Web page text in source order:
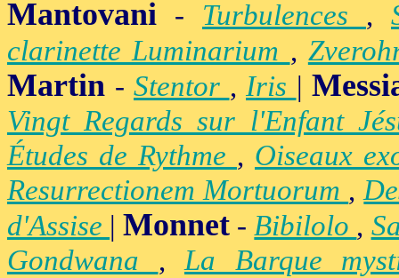
Mantovani - Turbulences ,
clarinette Luminarium ,
Martin - Stentor , Iris |
Vingt Regards sur l'Enfant
Études de Rythme , Oiseaux
Resurrectionem Mortuorum ,
d'Assise |Monnet -Bibilolo ,
Gondwana ,La Barque